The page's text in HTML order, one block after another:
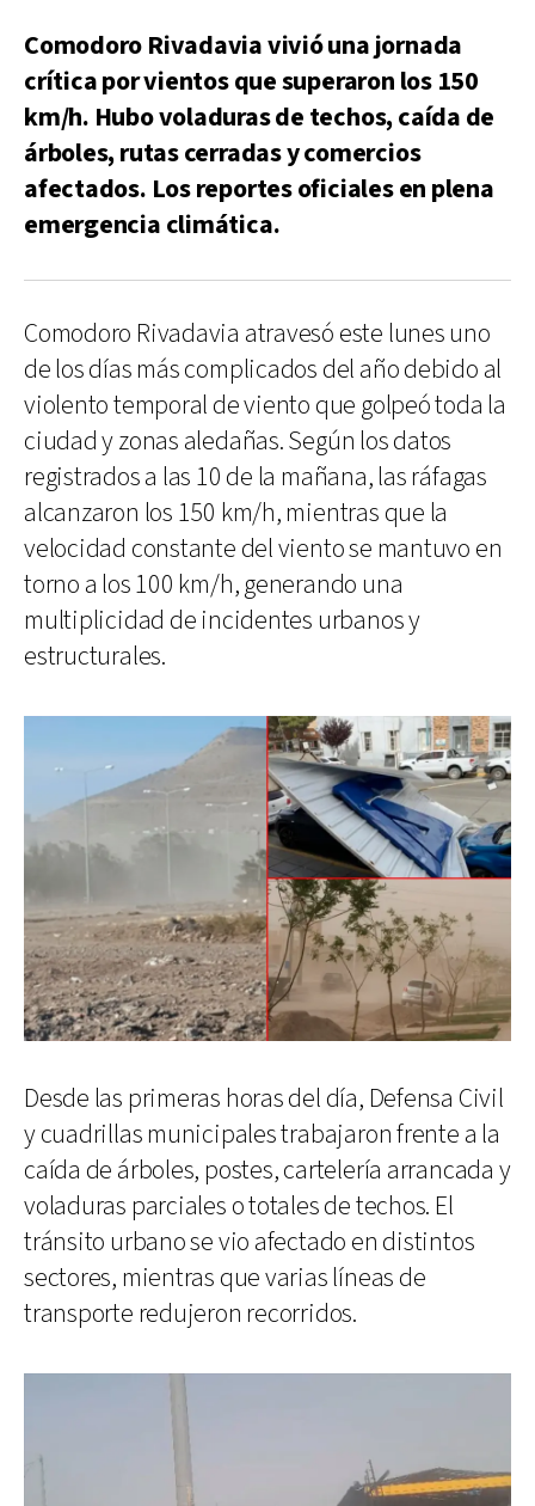
Comodoro Rivadavia vivió una jornada
crítica por vientos que superaron los 150
km/h. Hubo voladuras de techos, caída de
árboles, rutas cerradas y comercios
afectados. Los reportes oficiales en plena
emergencia climática.
Comodoro Rivadavia atravesó este lunes uno
de los días más complicados del año debido al
violento temporal de viento que golpeó toda la
ciudad y zonas aledañas. Según los datos
registrados a las 10 de la mañana, las ráfagas
alcanzaron los 150 km/h, mientras que la
velocidad constante del viento se mantuvo en
torno a los 100 km/h, generando una
multiplicidad de incidentes urbanos y
estructurales.
Desde las primeras horas del día, Defensa Civil
y cuadrillas municipales trabajaron frente a la
caída de árboles, postes, cartelería arrancada y
voladuras parciales o totales de techos. El
tránsito urbano se vio afectado en distintos
sectores, mientras que varias líneas de
transporte redujeron recorridos.